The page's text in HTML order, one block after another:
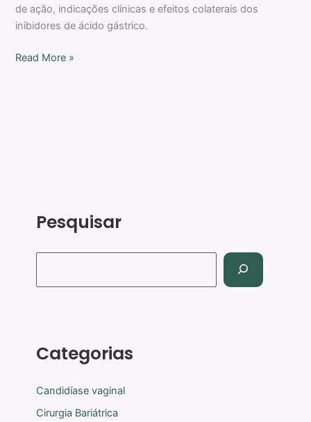
de ação, indicações clínicas e efeitos colaterais dos
inibidores de ácido gástrico.
Read More »
Pesquisar
Categorias
Candidíase vaginal
Cirurgia Bariátrica